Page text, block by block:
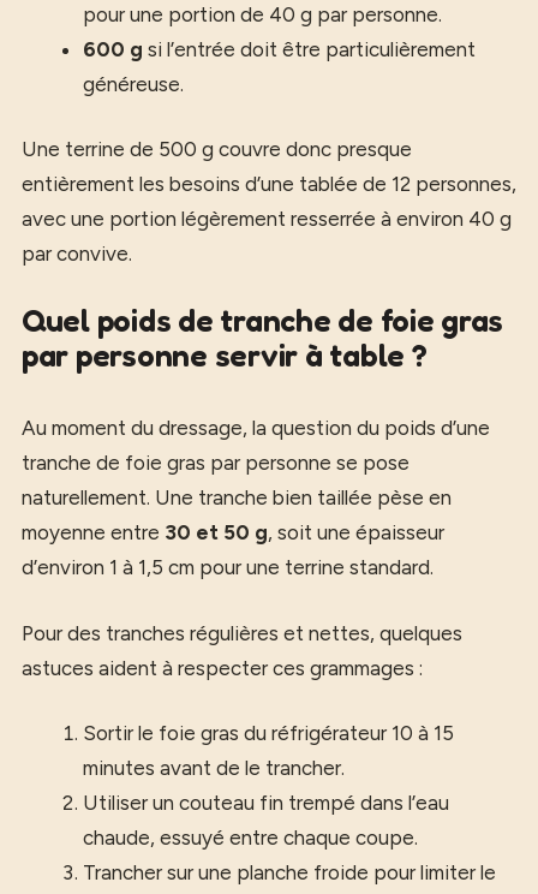
pour une portion de 40 g par personne.
600 g si l’entrée doit être particulièrement
généreuse.
Une terrine de 500 g couvre donc presque
entièrement les besoins d’une tablée de 12 personnes,
avec une portion légèrement resserrée à environ 40 g
par convive.
Quel poids de tranche de foie gras
par personne servir à table ?
Au moment du dressage, la question du poids d’une
tranche de foie gras par personne se pose
naturellement. Une tranche bien taillée pèse en
moyenne entre 30 et 50 g, soit une épaisseur
d’environ 1 à 1,5 cm pour une terrine standard.
Pour des tranches régulières et nettes, quelques
astuces aident à respecter ces grammages :
Sortir le foie gras du réfrigérateur 10 à 15
minutes avant de le trancher.
Utiliser un couteau fin trempé dans l’eau
chaude, essuyé entre chaque coupe.
Trancher sur une planche froide pour limiter le